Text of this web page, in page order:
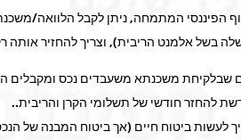
הפיננסי המתמחה, ניתן לקבל הלוואה/
בשל אלמנט הריבית), וצריך להחזיר
שבלקיחת משכנתא משעבדים נכס
להחזר חודשי של תשלומי הקרן והריבית..
לעשות ביטוח חיים (אך ביטוח המבנה של